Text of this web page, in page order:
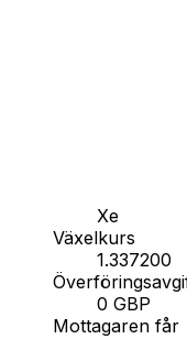
Xe
Växelkurs
1.337200
0 GBP
Mottagaren får